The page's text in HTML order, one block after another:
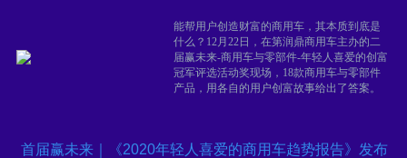
能帮用户创造财富的商用车，其本质到底是
什么？12月22日，在第润鼎商用车主办的二
届赢未来-商用车与零部件-年轻人喜爱的创富
冠军评选活动奖现场，18款商用车与零部件
产品，用各自的用户创富故事给出了答案。
首届赢未来｜《2020年轻人喜爱的商用车趋势报告》发布